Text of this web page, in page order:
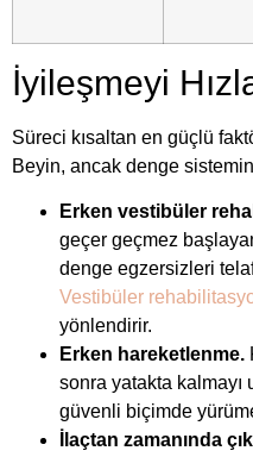
İyileşmeyi
Süreci kısaltan en güçlü
Beyin, ancak denge
Erken vestibüler
geçer geçmez
denge egzersizleri
Vestibüler
yönlendirir.
Erken hareketlenme.
sonra yatakta kalmayı
güvenli biçimde
İlaçtan zamanında